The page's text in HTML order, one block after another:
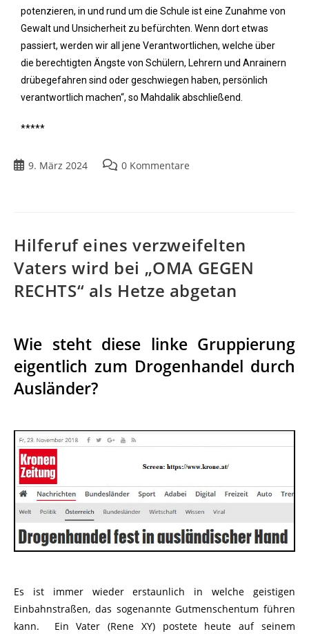
potenzieren, in und rund um die Schule ist eine Zunahme von
Gewalt und Unsicherheit zu befürchten. Wenn dort etwas
passiert, werden wir all jene Verantwortlichen, welche über
die berechtigten Ängste von Schülern, Lehrern und Anrainern
drübegefahren sind oder geschwiegen haben, persönlich
verantwortlich machen“, so Mahdalik abschließend.
*****
9. März 2024 0 Kommentare
Hilferuf eines verzweifelten
Vaters wird bei „OMA GEGEN
RECHTS“ als Hetze abgetan
Wie steht diese linke Gruppierung
eigentlich zum Drogenhandel durch
Ausländer?
Es ist immer wieder erstaunlich in welche geistigen
Einbahnstraßen, das sogenannte Gutmenschentum führen
kann. Ein Vater (Rene XY) postete heute auf seinem